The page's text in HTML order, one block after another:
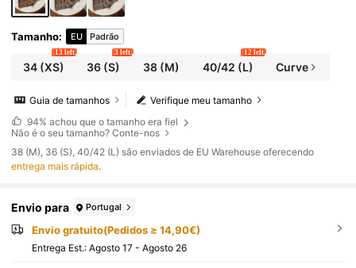
Tamanho: EU Padrão
34(XS)
13 left
36 (S)
3 left
38(M) 40/42 (L)
12 left
Curve
Verifique meu tamanho
Guia de tamanhos
94% achou que o tamanho era fiel
Não é o seu tamanho? Conte-nos
​38 (M), 36 (S), 40/42 (L) são enviados de EU Warehouse oferecendo
entrega mais rápida.
Envio para Portugal
Envio gratuito(Pedidos ≥ 14,90€)
Entrega Est.: Agosto 17 - Agosto 26